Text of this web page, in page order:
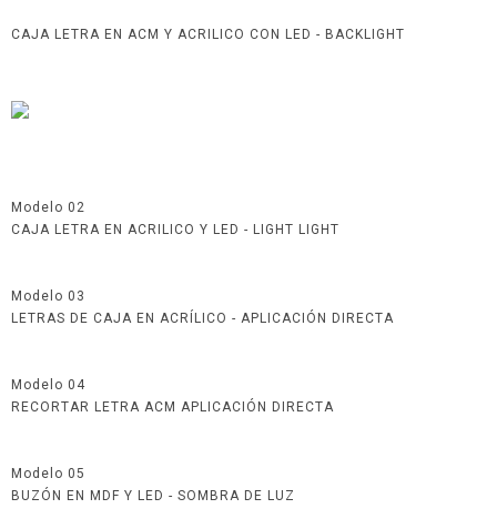
CAJA LETRA EN ACM Y ACRILICO CON LED - BACKLIGHT
Modelo 02
CAJA LETRA EN ACRILICO Y LED - LIGHT LIGHT
Modelo 03
LETRAS DE CAJA EN ACRÍLICO - APLICACIÓN DIRECTA
Modelo 04
RECORTAR LETRA ACM APLICACIÓN DIRECTA
Modelo 05
BUZÓN EN MDF Y LED - SOMBRA DE LUZ